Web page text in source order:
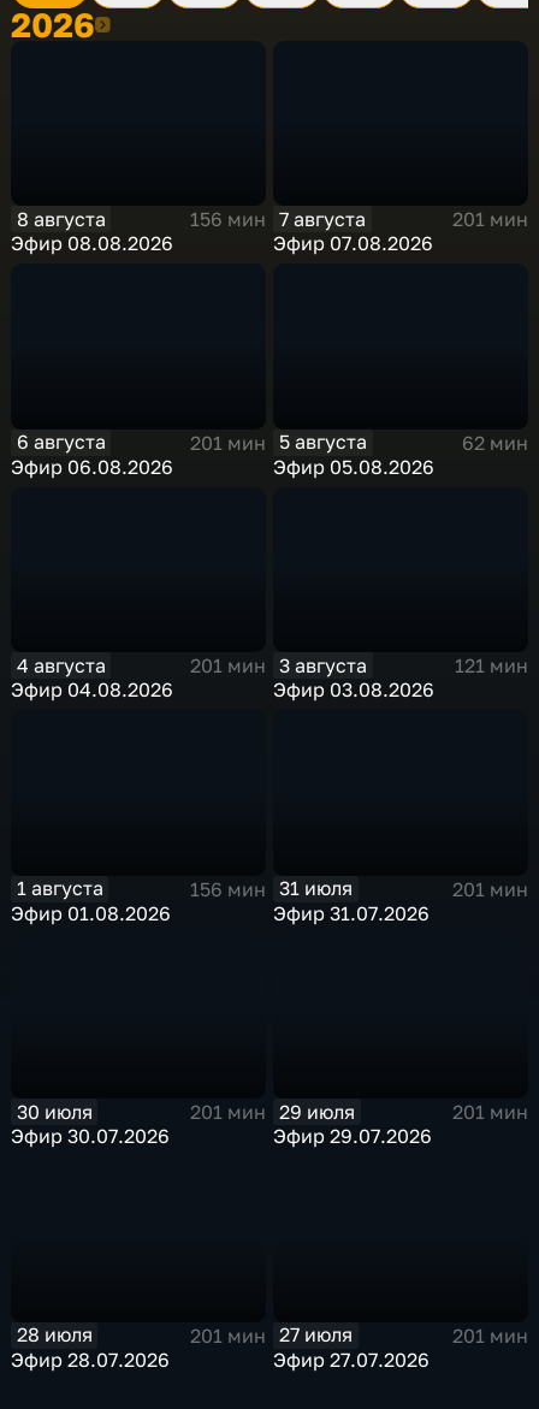
20262026
8 августа
156 мин
Эфир 08.08.2026
7 августа
201 мин
Эфир 07.08.2026
6 августа
201 мин
Эфир 06.08.2026
5 августа
62 мин
Эфир 05.08.2026
4 августа
201 мин
Эфир 04.08.2026
3 августа
121 мин
Эфир 03.08.2026
1 августа
156 мин
Эфир 01.08.2026
31 июля
201 мин
Эфир 31.07.2026
30 июля
201 мин
Эфир 30.07.2026
29 июля
201 мин
Эфир 29.07.2026
28 июля
201 мин
Эфир 28.07.2026
27 июля
201 мин
Эфир 27.07.2026